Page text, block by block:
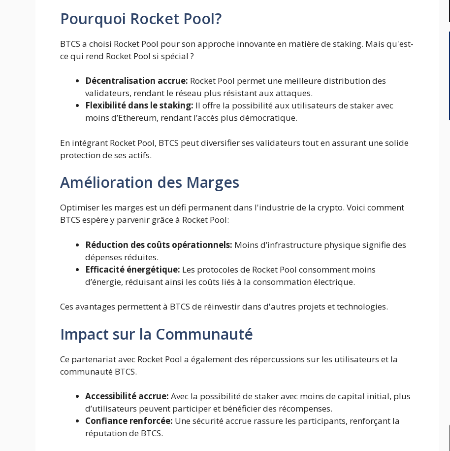
Pourquoi Rocket Pool?
BTCS a choisi Rocket Pool pour son approche innovante en matière de staking. Mais qu'est-
ce qui rend Rocket Pool si spécial ?
Décentralisation accrue: Rocket Pool permet une meilleure distribution des
validateurs, rendant le réseau plus résistant aux attaques.
Flexibilité dans le staking: Il offre la possibilité aux utilisateurs de staker avec
moins d’Ethereum, rendant l’accès plus démocratique.
En intégrant Rocket Pool, BTCS peut diversifier ses validateurs tout en assurant une solide
protection de ses actifs.
Amélioration des Marges
Optimiser les marges est un défi permanent dans l'industrie de la crypto. Voici comment
BTCS espère y parvenir grâce à Rocket Pool:
Réduction des coûts opérationnels: Moins d’infrastructure physique signifie des
dépenses réduites.
Efficacité énergétique: Les protocoles de Rocket Pool consomment moins
d’énergie, réduisant ainsi les coûts liés à la consommation électrique.
Ces avantages permettent à BTCS de réinvestir dans d'autres projets et technologies.
Impact sur la Communauté
Ce partenariat avec Rocket Pool a également des répercussions sur les utilisateurs et la
communauté BTCS.
Accessibilité accrue: Avec la possibilité de staker avec moins de capital initial, plus
d’utilisateurs peuvent participer et bénéficier des récompenses.
Confiance renforcée: Une sécurité accrue rassure les participants, renforçant la
réputation de BTCS.